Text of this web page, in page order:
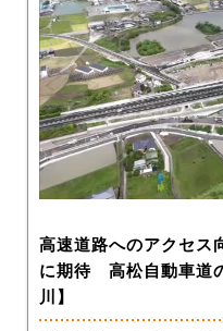
高速道路へのアクセス
に期待 高松自動車道
川】